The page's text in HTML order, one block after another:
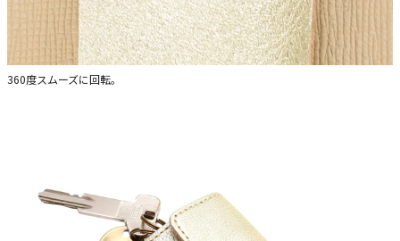
360度スムーズに回転。